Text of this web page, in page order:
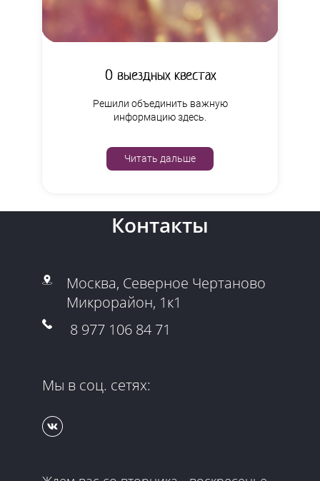
О выездных квестах
Решили объединить важную
информацию здесь.
Читать дальше
Контакты
Москва, Северное Чертаново
Микрорайон, 1к1
8 977 106 84 71
Мы в соц. сетях: